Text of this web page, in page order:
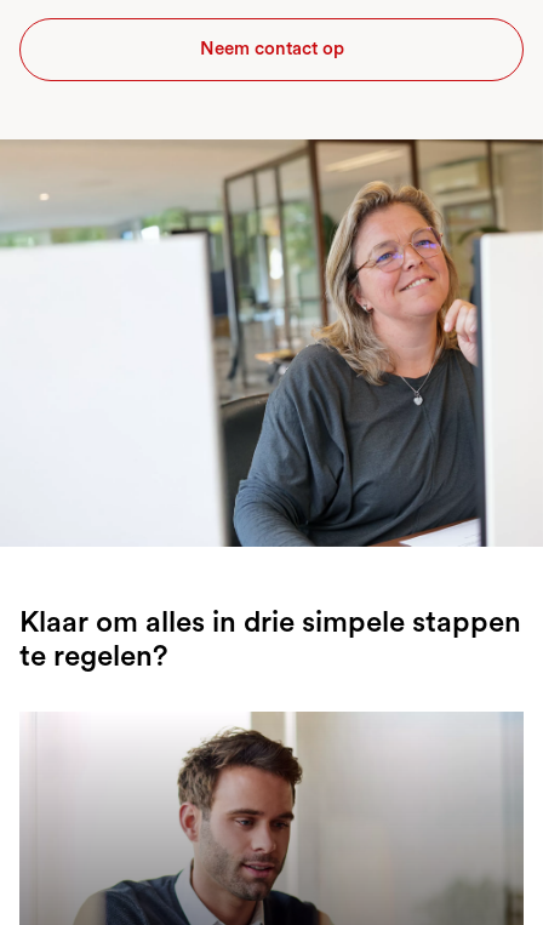
Neem contact op
Klaar om alles in drie simpele stappen
te regelen?